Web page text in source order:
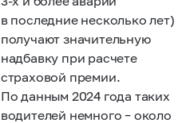
в последние несколько лет)
получают значительную
надбавку при расчете
страховой премии.
По данным 2024 года таких
водителей немного – около